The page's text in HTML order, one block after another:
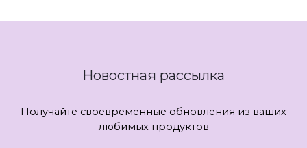
Новостная рассылка
Получайте своевременные обновления из ваших
любимых продуктов